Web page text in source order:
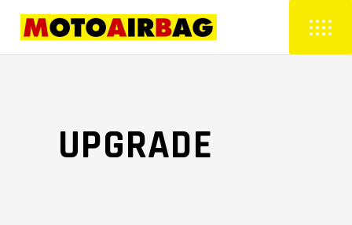
UPGRADE